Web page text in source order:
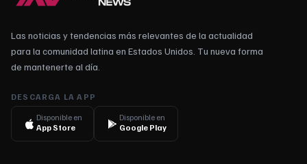
Las noticias y tendencias más relevantes de la actualidad
para la comunidad latina en Estados Unidos. Tu nueva forma
de mantenerte al día.
DESCARGA LA APP
Disponible en
App Store
Disponible en
Google Play